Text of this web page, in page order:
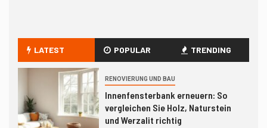
verbessern: So vergleichen Sie
Akustikbilder, Lamellenpaneele
Silikonfugen im Bad erneuern:
Schritt für Schritt zu dichten
LATEST POPULAR TRENDING
RENOVIERUNG UND BAU
Innenfensterbank erneuern: So
vergleichen Sie Holz, Naturstein
und Werzalit richtig